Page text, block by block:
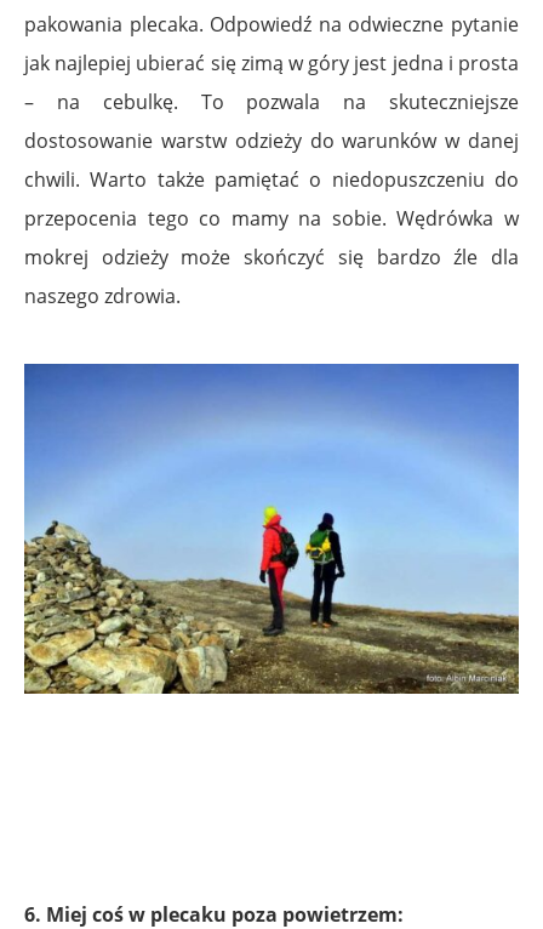
pakowania plecaka. Odpowiedź na odwieczne pytanie
jak najlepiej ubierać się zimą w góry jest jedna i prosta
– na cebulkę. To pozwala na skuteczniejsze
dostosowanie warstw odzieży do warunków w danej
chwili. Warto także pamiętać o niedopuszczeniu do
przepocenia tego co mamy na sobie. Wędrówka w
mokrej odzieży może skończyć się bardzo źle dla
naszego zdrowia.
6. Miej coś w plecaku poza powietrzem: